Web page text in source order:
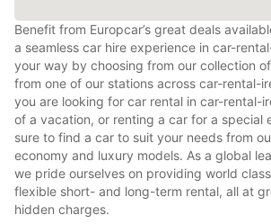
Benefit from Europcar’s great deals
a seamless car hire experience in car-
your way by choosing from our collection
from one of our stations across car-rental-
you are looking for car rental in car-rental-
of a vacation, or renting a car for a special
sure to find a car to suit your needs from
economy and luxury models. As a global
we pride ourselves on providing world
flexible short- and long-term rental, all at
hidden charges.